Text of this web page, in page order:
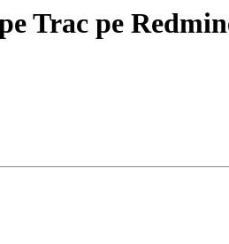
Trac pe